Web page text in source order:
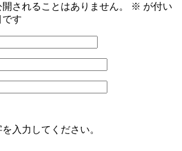
されることはありません。 ※ が付い
す
入力してください。